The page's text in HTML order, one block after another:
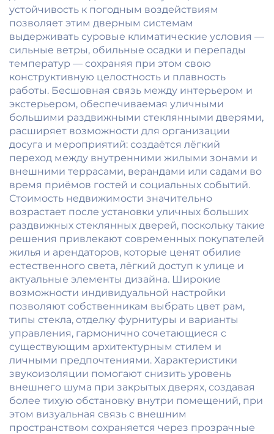
устойчивость к погодным воздействиям
позволяет этим дверным системам
выдерживать суровые климатические условия —
сильные ветры, обильные осадки и перепады
температур — сохраняя при этом свою
конструктивную целостность и плавность
работы. Бесшовная связь между интерьером и
экстерьером, обеспечиваемая уличными
большими раздвижными стеклянными дверями,
расширяет возможности для организации
досуга и мероприятий: создаётся лёгкий
переход между внутренними жилыми зонами и
внешними террасами, верандами или садами во
время приёмов гостей и социальных событий.
Стоимость недвижимости значительно
возрастает после установки уличных больших
раздвижных стеклянных дверей, поскольку такие
решения привлекают современных покупателей
жилья и арендаторов, которые ценят обилие
естественного света, лёгкий доступ к улице и
актуальные элементы дизайна. Широкие
возможности индивидуальной настройки
позволяют собственникам выбрать цвет рам,
типы стекла, отделку фурнитуры и варианты
управления, гармонично сочетающиеся с
существующим архитектурным стилем и
личными предпочтениями. Характеристики
звукоизоляции помогают снизить уровень
внешнего шума при закрытых дверях, создавая
более тихую обстановку внутри помещений, при
этом визуальная связь с внешним
пространством сохраняется через прозрачные